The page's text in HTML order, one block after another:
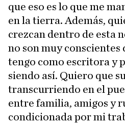
que eso es lo que me
en la tierra. Además,
crezcan dentro de esta
no son muy conscientes
tengo como escritora y
siendo así. Quiero que
transcurriendo en el
entre familia, amigos y
condicionada por mi